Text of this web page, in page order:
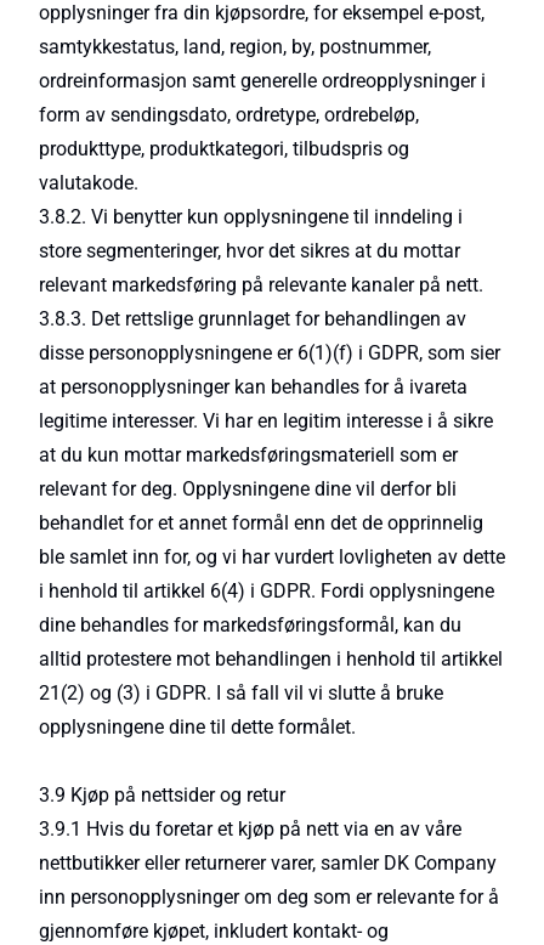
opplysninger fra din kjøpsordre, for eksempel e-post,
samtykkestatus, land, region, by, postnummer,
ordreinformasjon samt generelle ordreopplysninger i
form av sendingsdato, ordretype, ordrebeløp,
produkttype, produktkategori, tilbudspris og
valutakode.
3.8.2. Vi benytter kun opplysningene til inndeling i
store segmenteringer, hvor det sikres at du mottar
relevant markedsføring på relevante kanaler på nett.
3.8.3. Det rettslige grunnlaget for behandlingen av
disse personopplysningene er 6(1)(f) i GDPR, som sier
at personopplysninger kan behandles for å ivareta
legitime interesser. Vi har en legitim interesse i å sikre
at du kun mottar markedsføringsmateriell som er
relevant for deg. Opplysningene dine vil derfor bli
behandlet for et annet formål enn det de opprinnelig
ble samlet inn for, og vi har vurdert lovligheten av dette
i henhold til artikkel 6(4) i GDPR. Fordi opplysningene
dine behandles for markedsføringsformål, kan du
alltid protestere mot behandlingen i henhold til artikkel
21(2) og (3) i GDPR. I så fall vil vi slutte å bruke
opplysningene dine til dette formålet.
3.9 Kjøp på nettsider og retur
3.9.1 Hvis du foretar et kjøp på nett via en av våre
nettbutikker eller returnerer varer, samler DK Company
inn personopplysninger om deg som er relevante for å
gjennomføre kjøpet, inkludert kontakt- og